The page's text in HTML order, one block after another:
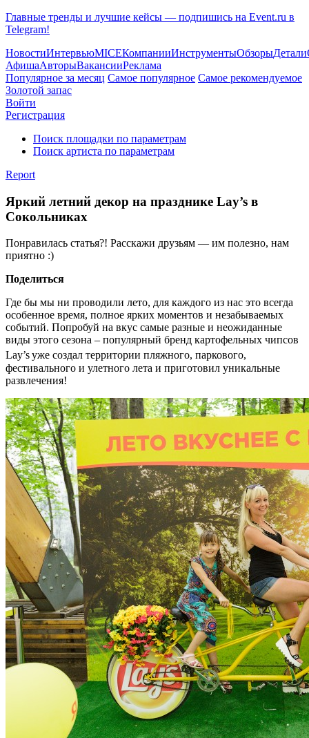
Главные тренды и лучшие кейсы — подпишись на Event.ru в
Telegram!
НовостиИнтервьюMICEКомпанииИнструментыОбзорыДетали
АфишаАвторыВакансииРеклама
Популярное за месяц Самое популярное Самое рекомендуемое
Золотой запас
Войти
Регистрация
Поиск площадки по параметрам
Поиск артиста по параметрам
Report
Яркий летний декор на празднике Lay’s в
Сокольниках
Понравилась статья?! Расскажи друзьям — им полезно, нам
приятно :)
Поделиться
Где бы мы ни проводили лето, для каждого из нас это всегда
особенное время, полное ярких моментов и незабываемых
событий. Попробуй на вкус самые разные и неожиданные
виды этого сезона – популярный бренд картофельных чипсов
Lay’sуже создал территории пляжного, паркового,
фестивального и улетного лета и приготовил уникальные
развлечения!